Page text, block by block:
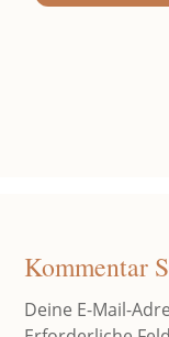
Kommentar
Deine E-Mail-